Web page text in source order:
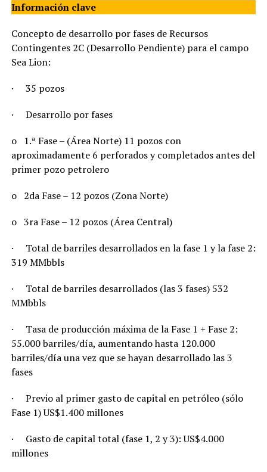
Información clave
Concepto de desarrollo por fases de Recursos
Contingentes 2C (Desarrollo Pendiente) para el campo
Sea Lion:
· 35 pozos
· Desarrollo por fases
o 1.ª Fase – (Área Norte) 11 pozos con
aproximadamente 6 perforados y completados antes del
primer pozo petrolero
o 2da Fase – 12 pozos (Zona Norte)
o 3ra Fase – 12 pozos (Área Central)
· Total de barriles desarrollados en la fase 1 y la fase 2:
319 MMbbls
· Total de barriles desarrollados (las 3 fases) 532
MMbbls
· Tasa de producción máxima de la Fase 1 + Fase 2:
55.000 barriles/día, aumentando hasta 120.000
barriles/día una vez que se hayan desarrollado las 3
fases
· Previo al primer gasto de capital en petróleo (sólo
Fase 1) US$1.400 millones
· Gasto de capital total (fase 1, 2 y 3): US$4.000
millones